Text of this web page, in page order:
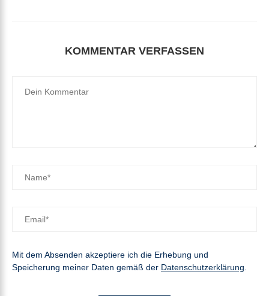
KOMMENTAR VERFASSEN
Mit dem Absenden akzeptiere ich die Erhebung und
Speicherung meiner Daten gemäß der Datenschutzerklärung.